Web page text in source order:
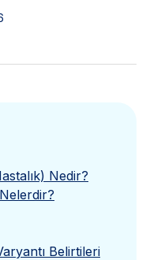
Nedir?
Belirtileri